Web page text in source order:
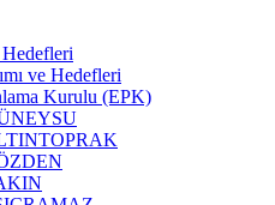
Hedefleri
ve Hedefleri
Kurulu (EPK)